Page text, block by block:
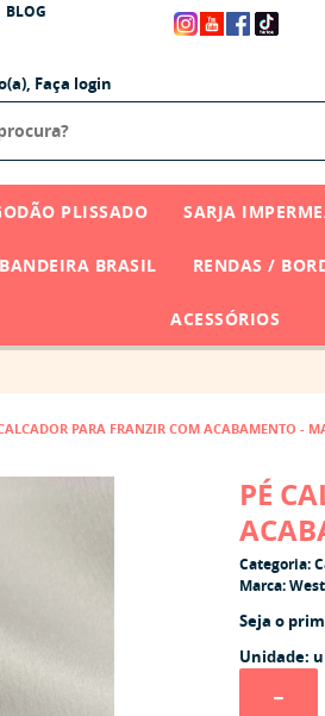
BLOG
Faça login
PLISSADO SARJA
BANDEIRA BRASIL RENDAS /
ACESSÓRIOS
PARA FRANZIR COM ACABAMENTO -
PÉ
Categoria:
Marca:
Seja o
Unidade: